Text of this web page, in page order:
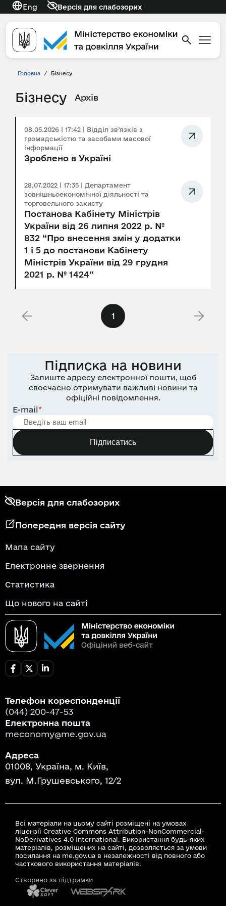
Eng Версія для слабозорих
Головна / Бізнесу
Бізнесу Архів
08.05.2026 | 17:42 | Відділ зв’язків з
громадськістю та засобами масової
інформації
Зроблено в Україні
28.07.2022 | 17:35 | Департамент
зовнішньоекономічної діяльності та
торговельного захисту
Постанова Кабінету Міністрів
України від 26 липня 2022 р. №
832 “Про внесення змін у додатки
1 і 5 до постанови Кабінету
Міністрів України від 29 грудня
2021 р. № 1424”
1
Підписка на новини
Залиште адресу електронної пошти, щоб
своєчасно отримувати важливі новини та
офіційні повідомлення.
E-mail*
Підписатись
Версія для слабозорих
Попередня версія сайту
Мапа сайту
Електронне звернення
Статистика
Що нового на сайті
Телефон кореспонденції
(044) 200-47-53
Електронна пошта
meconomy@me.gov.ua
Адреса
01008, Україна, м. Київ,
вул. М.Грушевського, 12/2
Всі матеріали на цьому сайті розміщені на умовах
ліцензії Creative Commons Attribution-NonCommercial-
NoDerivatives 4.0 International. Використання будь-яких
матеріалів, розміщених на сайті, дозволяється за умови
посилання на me.gov.ua в незалежності від повного або
часткового використання матеріалів.
Створено за підтримки